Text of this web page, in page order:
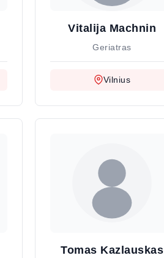
Vitalija Machnin
Geriatras
Vilnius
Tomas Kazlauskas